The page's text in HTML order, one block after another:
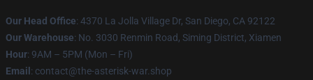
Our Head Office: 4370 La Jolla Village Dr, San Diego, CA 92122
Our Warehouse: No. 3030 Renmin Road, Siming District, Xiamen
Hour: 9AM – 5PM (Mon – Fri)
Email : contact@the-asterisk-war.shop